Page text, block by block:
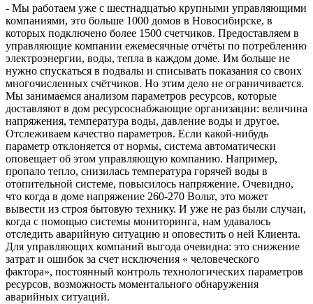
- Мы работаем уже с шестнадцатью крупными управляющими
компаниями, это больше 1000 домов в Новосибирске, в
которых подключено более 1500 счетчиков. Предоставляем в
управляющие компании ежемесячные отчёты по потреблению
электроэнергии, воды, тепла в каждом доме. Им больше не
нужно спускаться в подвалы и списывать показания со своих
многочисленных счётчиков. Но этим дело не ограничивается.
Мы занимаемся анализом параметров ресурсов, которые
доставляют в дом ресурсоснабжающие организации: величина
напряжения, температура воды, давление воды и другое.
Отслеживаем качество параметров. Если какой-нибудь
параметр отклоняется от нормы, система автоматически
оповещает об этом управляющую компанию. Например,
пропало тепло, снизилась температура горячей воды в
отопительной системе, повысилось напряжение. Очевидно,
что когда в доме напряжение 260-270 Вольт, это может
вывести из строя бытовую технику. И уже не раз были случаи,
когда с помощью системы мониторинга, нам удавалось
отследить аварийную ситуацию и оповестить о ней Клиента.
Для управляющих компаний выгода очевидна: это снижение
затрат и ошибок за счет исключения « человеческого
фактора», постоянный контроль технологических параметров
ресурсов, возможность моментального обнаружения
аварийных ситуаций.